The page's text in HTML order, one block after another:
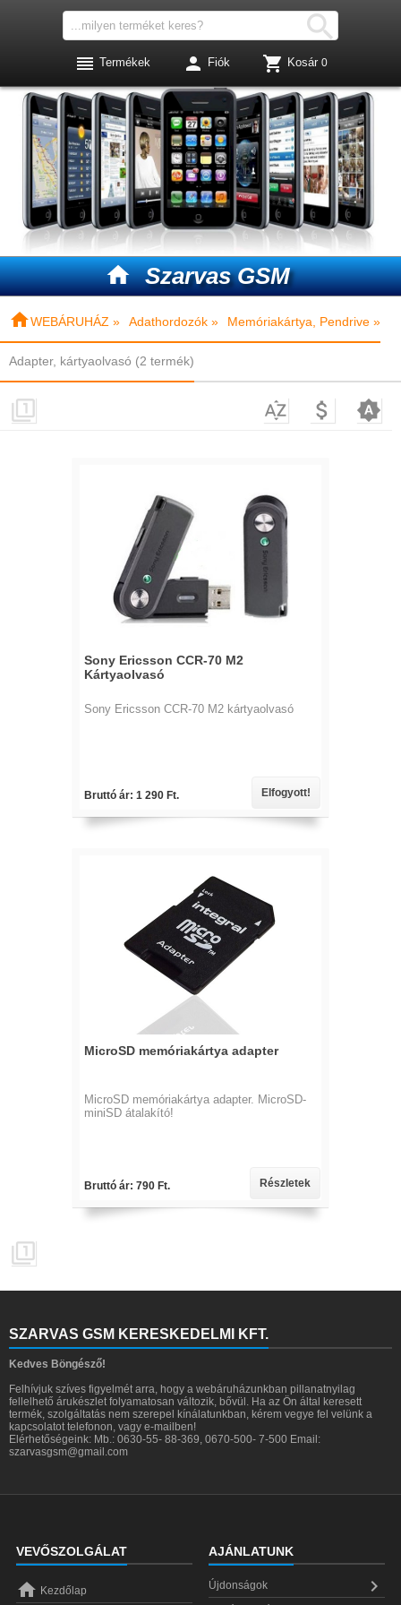
 Szarvas GSM

 Termékek  Fiók  Kosár 0
WEBÁRUHÁZ » Adathordozók » Memóriakártya, Pendrive »
Adapter, kártyaolvasó (2 termék)
   
Sony Ericsson CCR-70 M2
Kártyaolvasó
Sony Ericsson CCR-70 M2 kártyaolvasó
Bruttó ár: 1 290 Ft. Elfogyott!
MicroSD memóriakártya adapter
MicroSD memóriakártya adapter. MicroSD-
miniSD átalakító!
Bruttó ár: 790 Ft. Részletek

SZARVAS GSM KERESKEDELMI KFT.
Kedves Böngésző!
Felhívjuk szíves figyelmét arra, hogy a webáruházunkban pillanatnyilag
fellelhető árukészlet folyamatosan változik, bővül. Ha az Ön által keresett
termék, szolgáltatás nem szerepel kínálatunkban, kérem vegye fel velünk a
kapcsolatot telefonon, vagy e-mailben!
Elérhetőségeink: Mb.: 0630-55- 88-369, 0670-500- 7-500 Email:
szarvasgsm@gmail.com
VEVŐSZOLGÁLAT
 Kezdőlap
AJÁNLATUNK
Újdonságok 